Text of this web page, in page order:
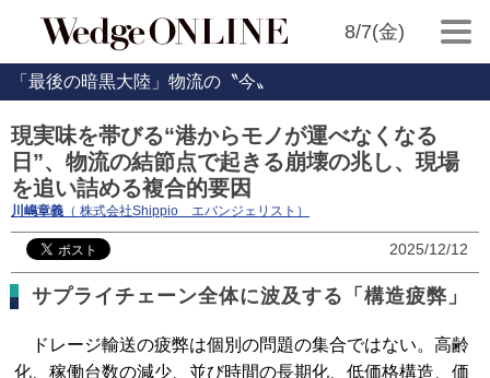
8/7(金)
「最後の暗黒大陸」物流の〝今〟
現実味を帯びる“港からモノが運べなくなる
日”、物流の結節点で起きる崩壊の兆し、現場
を追い詰める複合的要因
川嶋章義 （ 株式会社Shippio エバンジェリスト）
2025/12/12
サプライチェーン全体に波及する「構造疲弊」
ドレージ輸送の疲弊は個別の問題の集合ではない。高齢
化、稼働台数の減少、並び時間の長期化、低価格構造、価